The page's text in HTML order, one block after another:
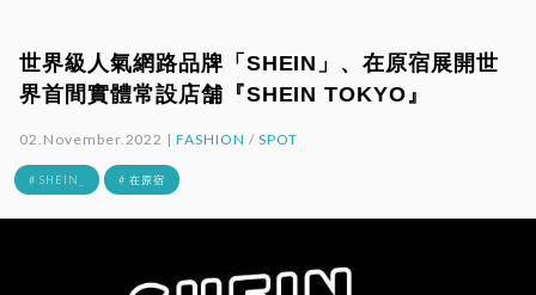
世界級人氣網路品牌「SHEIN」、在原宿展開世
界首間實體常設店舗『SHEIN TOKYO』
02.November.2022 |FASHION / SPOT
# SHEIN_ # 在原宿